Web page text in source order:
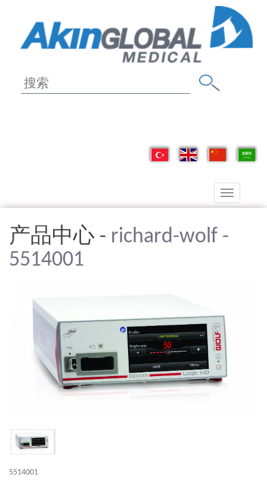
Toggle
navigation
产品中心 - richard-wolf -
5514001
5514001